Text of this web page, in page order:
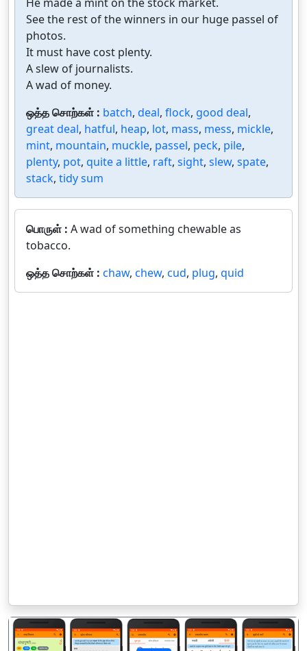
See the rest of the winners in our huge passel of
photos.
It must have cost plenty.
A slew of journalists.
A wad of money.
ஒத்த சொற்கள் : batch, deal, flock, good deal,
great deal, hatful, heap, lot, mass, mess, mickle,
mint, mountain, muckle, passel, peck, pile,
plenty, pot, quite a little, raft, sight, slew, spate,
stack, tidy sum
பொருள் : A wad of something chewable as
tobacco.
ஒத்த சொற்கள் : chaw, chew, cud, plug, quid